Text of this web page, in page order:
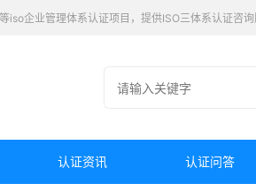
企业管理体系认证项目，提供ISO三体系认证咨询
认证资讯 认证问答